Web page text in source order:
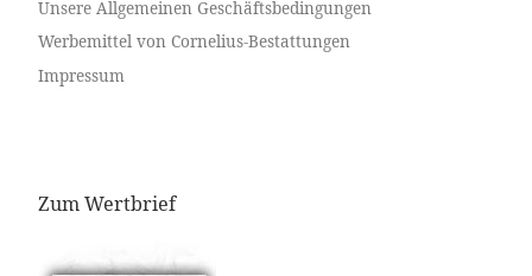
Unsere Allgemeinen Geschäftsbedingungen
Werbemittel von Cornelius-Bestattungen
Impressum
Zum Wertbrief